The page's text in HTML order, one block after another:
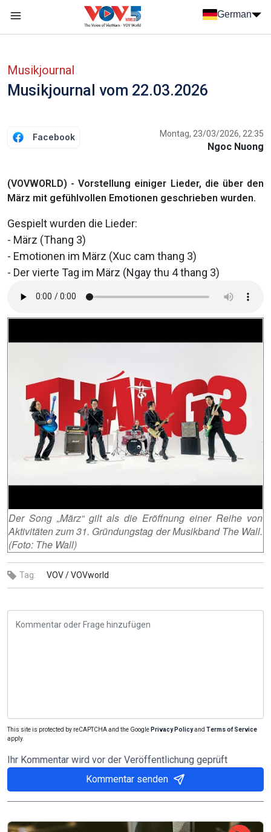
German
Musikjournal
Musikjournal vom 22.03.2026
Facebook Montag, 23/03/2026, 22:35
Ngoc Nuong
(VOVWORLD) - Vorstellung einiger Lieder, die über den
März mit gefühlvollen Emotionen geschrieben wurden.
Gespielt wurden die Lieder:
- März (Thang 3)
- Emotionen im März (Xuc cam thang 3)
- Der vierte Tag im März (Ngay thu 4 thang 3)
Der Song „März“ gilt als die Eröffnung einer Reihe von
Aktivitäten zum 31. Gründungstag der Musikband The Wall.
(Foto: The Wall)
Tag: VOV /VOVworld
This site is protected by reCAPTCHA and the Google Privacy Policyand Terms of Service
apply.
Ihr Kommentar wird vor der Veröffentlichung geprüft
Kommentar senden